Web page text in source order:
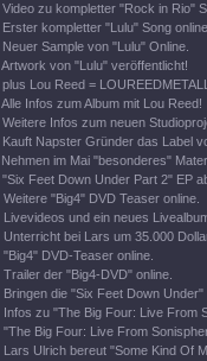
Video zu kompletter "Rock in Rio"
Erster kompletter "Lulu" Song
Neuer Sample von "Lulu" Online.
Artwork von "Lulu" veröffentlicht!
plus Lou Reed =
Alle Infos zum Album mit Lou Reed!
Weitere Infos zum neuen
Kauft Napster Gründer das Label
Nehmen im Mai "besonderes"
"Six Feet Down Under Part 2" EP
Weitere "Big4" DVD Teaser online.
Livevideos und ein neues
Unterricht bei Lars um 35.000
"Big4" DVD-Teaser online.
Trailer der "Big4-DVD" online.
Bringen die "Six Feet Down Under"
Infos zu "The Big Four: Live From
"The Big Four: Live From
Lars Ulrich bereut "Some Kind Of